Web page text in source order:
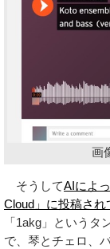
画
そうしてAIによ
Cloud」に投稿され
「1akg」という
で、琴とチェロ、